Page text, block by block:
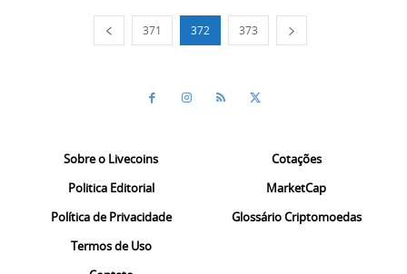
371 372 373
Sobre o Livecoins
Politica Editorial
Política de Privacidade
Termos de Uso
Cotações
MarketCap
Glossário Criptomoedas